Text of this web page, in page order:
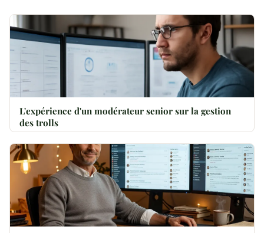
L'expérience d'un modérateur senior sur la gestion
des trolls